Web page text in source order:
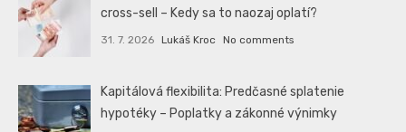
cross-sell – Kedy sa to naozaj oplatí?
31. 7. 2026 Lukáš Kroc No comments
Kapitálová flexibilita: Predčasné splatenie
hypotéky – Poplatky a zákonné výnimky